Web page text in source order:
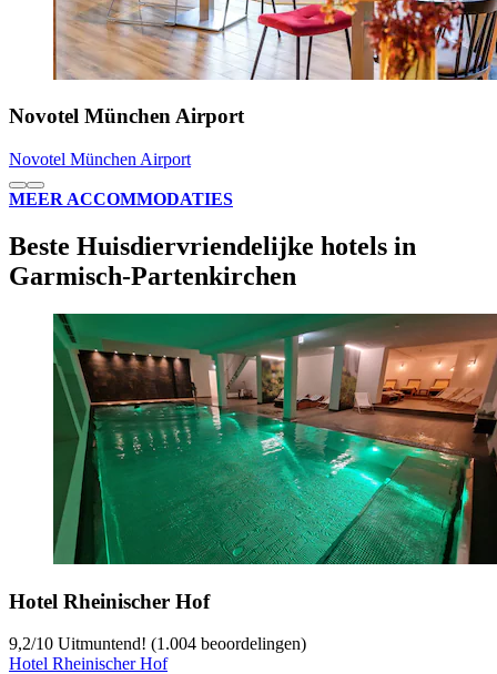
Novotel München Airport
Novotel München Airport
MEER ACCOMMODATIES
Beste Huisdiervriendelijke hotels in
Garmisch-Partenkirchen
Hotel Rheinischer Hof
9,2/10 Uitmuntend! (1.004 beoordelingen)
Hotel Rheinischer Hof